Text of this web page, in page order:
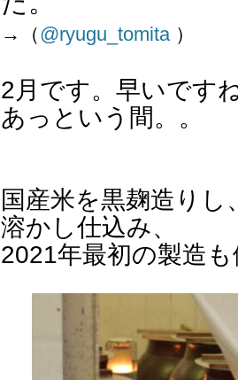
→（@ryugu_tomita ）
2月です。早いです
あっという間。。
国産米を黒麹造り
溶かし仕込み、
2021年最初の製造